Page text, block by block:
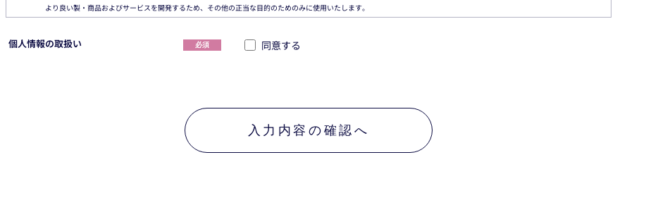
より良い製・商品およびサービスを開発するため、その他の正当な目的のためのみに使用いたします。
当店は、お客様に個人情報の提供をお願いする場合は、その収集目的、当社がお客様の個人情報を提供する第三者の範囲、お客様に対する当社対応窓口などを原則としてお知
当店は、お客様が提供された個人情報の確認、訂正などを希望される場合は、合理的な範囲で対応いたします。当社対応窓口までお申し出下さい。当店は、お客様の個人情報
の保護に関係する日本の法令その他の規範を遵守するとともに、本ポリシーを含むコンプライアンスプログラムの内容を継続的に見直し、その改善に努めます。
個人情報の取扱い 必須 同意する
入力内容の確認へ